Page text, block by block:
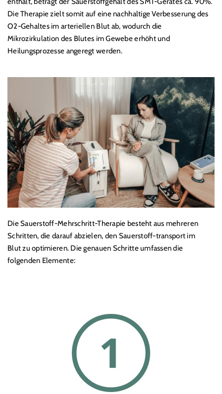
Die Therapie zielt somit auf eine nachhaltige Verbesserung des
O2-Gehaltes im arteriellen Blut ab, wodurch die
Mikrozirkulation des Blutes im Gewebe erhöht und
Heilungsprozesse angeregt werden.
Die Sauerstoff-Mehrschritt-Therapie besteht aus mehreren
Schritten, die darauf abzielen, den Sauerstoff-transport im
Blut zu optimieren. Die genauen Schritte umfassen die
folgenden Elemente: